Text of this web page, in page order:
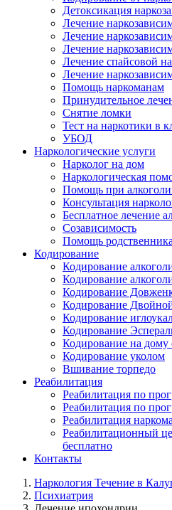
Детоксикация
Лечение
Лечение
Лечение
Лечение спайсовой
Лечение
Помощь наркоманам
Принудительное
Снятие ломки
Тест на наркотики в
УБОД
Наркологические услуги
Нарколог на дом
Наркологическая
Помощь при
Консультация
Бесплатное лечение
Созависимость
Помощь
Кодирование
Кодирование
Кодирование
Кодирование
Кодирование
Кодирование
Кодирование
Кодирование на дому
Кодирование уколом
Вшивание торпедо
Реабилитация
Реабилитация по
Реабилитация по
Реабилитация
Реабилитационный
бесплатно
Контакты
Наркология Течение в
Психиатрия